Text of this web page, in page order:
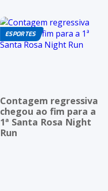
ESPORTES
Contagem regressiva
chegou ao fim para a
1ª Santa Rosa Night
Run